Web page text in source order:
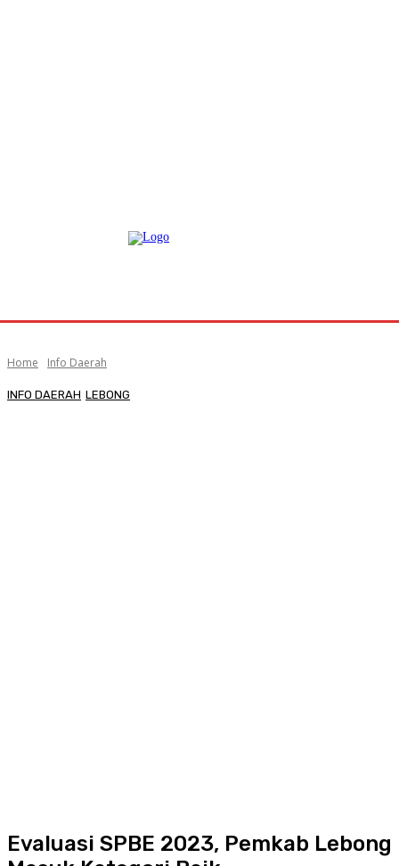
Home Info Daerah
INFO DAERAH LEBONG
Evaluasi SPBE 2023, Pemkab Lebong